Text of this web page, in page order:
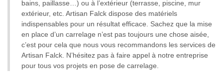
bains, paillasse…) ou à l’extérieur (terrasse, piscine, mur
extérieur, etc. Artisan Falck dispose des matériels
indispensables pour un résultat efficace. Sachez que la mise
en place d’un carrelage n’est pas toujours une chose aisée,
c’est pour cela que nous vous recommandons les services de
Artisan Falck. N’hésitez pas à faire appel à notre entreprise
pour tous vos projets en pose de carrelage.